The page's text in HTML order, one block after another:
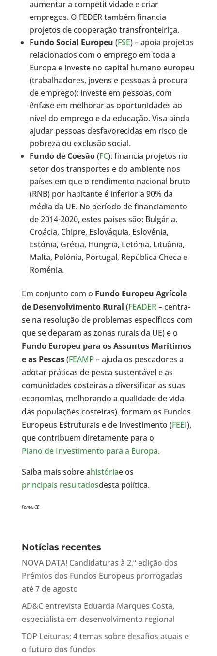
aumentar a competitividade e criar
empregos. O FEDER também financia
projetos de cooperação transfronteiriça.
Fundo Social Europeu (FSE) – apoia projetos
relacionados com o emprego em toda a
Europa e investe no capital humano europeu
(trabalhadores, jovens e pessoas à procura
de emprego): investe em pessoas, com
ênfase em melhorar as oportunidades ao
nível do emprego e da educação. Visa ainda
ajudar pessoas desfavorecidas em risco de
pobreza ou exclusão social.
Fundo de Coesão(FC): financia projetos no
setor dos transportes e do ambiente nos
países em que o rendimento nacional bruto
(RNB) por habitante é inferior a 90% da
média da UE. No período de financiamento
de 2014-2020, estes países são: Bulgária,
Croácia, Chipre, Eslováquia, Eslovénia,
Estónia, Grécia, Hungria, Letónia, Lituânia,
Malta, Polónia, Portugal, República Checa e
Roménia.
Em conjunto com o Fundo Europeu Agrícola
de Desenvolvimento Rural (FEADER– centra-
se na resolução de problemas específicos com
que se deparam as zonas rurais da UE) e o
Fundo Europeu para os Assuntos Marítimos
e as Pescas(FEAMP – ajuda os pescadores a
adotar práticas de pesca sustentável e as
comunidades costeiras a diversificar as suas
economias, melhorando a qualidade de vida
das populações costeiras), formam os Fundos
Europeus Estruturais e de Investimento (FEEI),
que contribuem diretamente para o
Plano de Investimento para a Europa.
Saiba mais sobre ahistóriae os
principais resultadosdesta política.
Fonte: CE
Notícias recentes
NOVA DATA! Candidaturas à 2.ª edição dos
Prémios dos Fundos Europeus prorrogadas
até 7 de agosto
AD&C entrevista Eduarda Marques Costa,
especialista em desenvolvimento regional
TOP Leituras: 4 temas sobre desafios atuais e
o futuro dos fundos